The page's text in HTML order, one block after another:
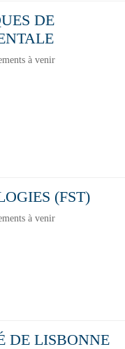
DE
à venir
(FST)
à venir
DE LISBONNE